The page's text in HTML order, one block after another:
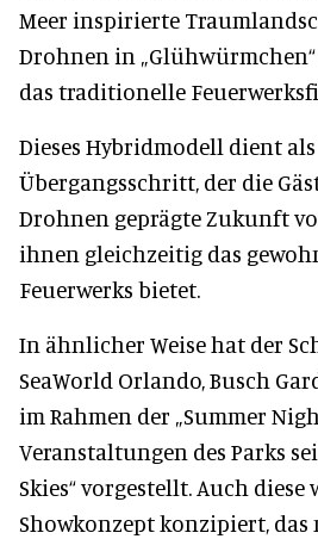
Meer inspirierte
Drohnen in
das traditionelle
Dieses Hybridmodell dient
Übergangsschritt, der die
Drohnen geprägte Zukunft
ihnen gleichzeitig das
Feuerwerks bietet.
In ähnlicher Weise hat der
SeaWorld Orlando, Busch
im Rahmen der „Summer
Veranstaltungen des Parks
Skies“ vorgestellt. Auch
Showkonzept konzipiert, das